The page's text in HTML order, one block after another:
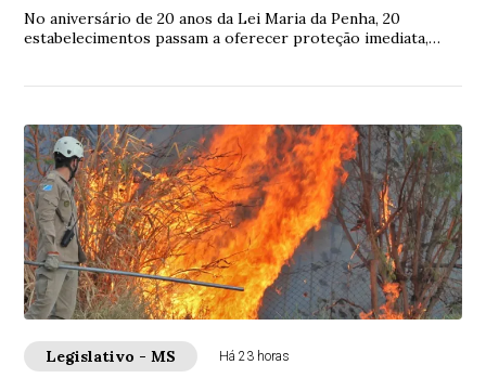
No aniversário de 20 anos da Lei Maria da Penha, 20
estabelecimentos passam a oferecer proteção imediata,
Legislativo - MS Há 23 horas